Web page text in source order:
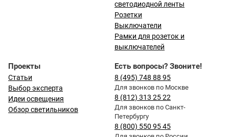
светодиодной ленты
Розетки
Выключатели
Рамки для розеток и
выключателей
Проекты
Статьи
Выбор эксперта
Идеи освещения
Обзор светильников
Есть вопросы? Звоните!
8 (495) 748 88 95
Для звонков по Москве
8 (812) 313 25 22
Для звонков по Санкт-
Петербургу
8 (800) 550 95 45